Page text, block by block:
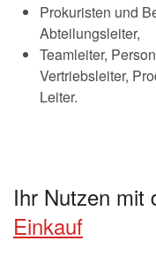
Prokuristen und
Abteilungsleiter,
Teamleiter,
Vertriebsleiter,
Leiter.
Ihr Nutzen mit
Einkauf